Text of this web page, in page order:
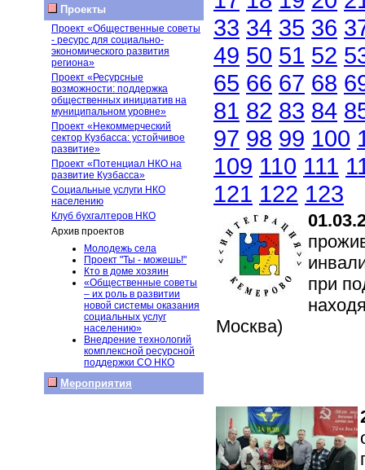
Проекты
Проект «Общественные советы
- ресурс для социально-
экономического развития
региона»
Проект «Ресурсные
возможности: поддержка
общественных инициатив на
муниципальном уровне»
Проект «Некоммерческий
сектор Кузбасса: устойчивое
развитие»
Проект «Потенциал НКО на
развитие Кузбасса»
Социальные услуги НКО
населению
Клуб бухгалтеров НКО
Архив проектов
Молодежь села
Проект "Ты - можешь!"
Кто в доме хозяин
«Общественные советы
– их роль в развитии
новой системы оказания
социальных услуг
населению»
Внедрение технологий
комплексной ресурсной
поддержки СО НКО
Мероприятия
33 34 35 36
49 50 51 52
65 66 67 68
81 82 83 84
97 98 99 100
109 110 111
121 122 123
при
Москва)